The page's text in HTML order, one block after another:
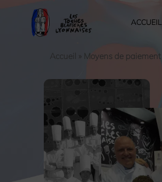
ACCUEIL
Accueil » Moyens de paiement